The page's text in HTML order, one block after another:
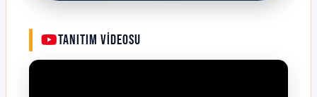
Tanıtım Videosu